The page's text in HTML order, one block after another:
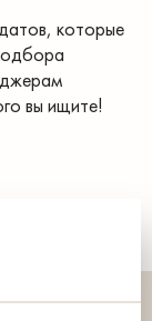
которые
вы ищите!